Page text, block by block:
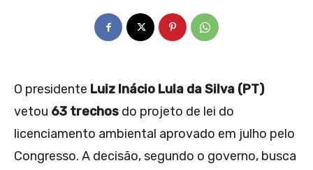
O presidente Luiz Inácio Lula da Silva (PT)
vetou 63 trechos do projeto de lei do
licenciamento ambiental aprovado em julho pelo
Congresso. A decisão, segundo o governo, busca